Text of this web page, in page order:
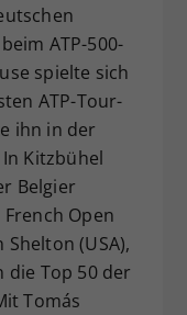
ATP-500-
spielte sich
ATP-Tour-
ihn in der
Kitzbühel
Belgier
Open
(USA),
Top 50 der
Tomás